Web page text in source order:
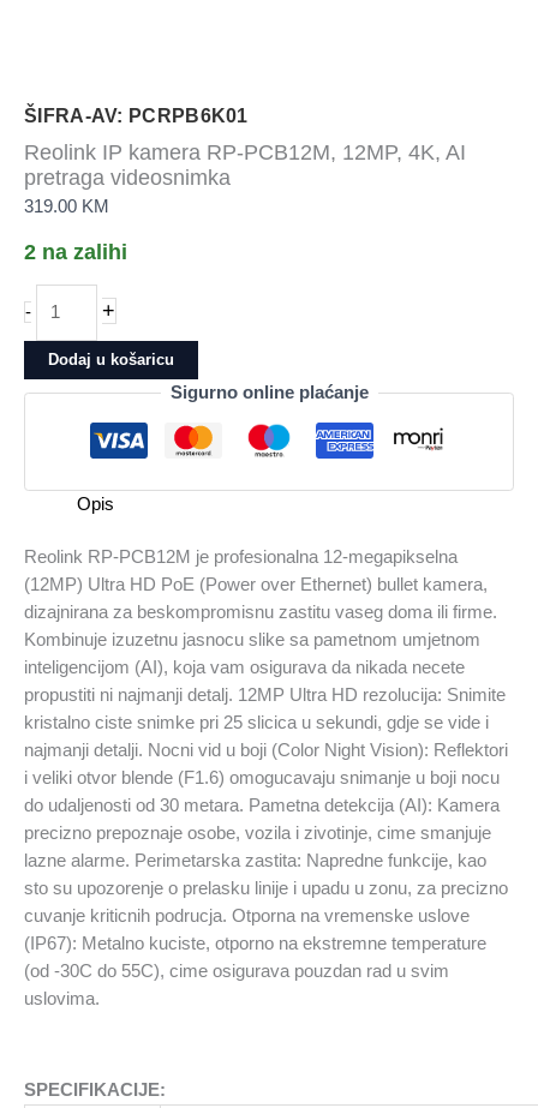
ŠIFRA-AV: PCRPB6K01
Reolink IP kamera RP-PCB12M, 12MP, 4K, AI
pretraga videosnimka
319.00 KM
2 na zalihi
-
kamera
RP-
AI
pretraga
videosnimka
količina
+
Dodaj u košaricu
Sigurno online plaćanje
Opis
Reolink RP-PCB12M je profesionalna 12-megapikselna
(12MP) Ultra HD PoE (Power over Ethernet) bullet kamera,
dizajnirana za beskompromisnu zastitu vaseg doma ili firme.
Kombinuje izuzetnu jasnocu slike sa pametnom umjetnom
inteligencijom (AI), koja vam osigurava da nikada necete
propustiti ni najmanji detalj. 12MP Ultra HD rezolucija: Snimite
kristalno ciste snimke pri 25 slicica u sekundi, gdje se vide i
najmanji detalji. Nocni vid u boji (Color Night Vision): Reflektori
i veliki otvor blende (F1.6) omogucavaju snimanje u boji nocu
do udaljenosti od 30 metara. Pametna detekcija (AI): Kamera
precizno prepoznaje osobe, vozila i zivotinje, cime smanjuje
lazne alarme. Perimetarska zastita: Napredne funkcije, kao
sto su upozorenje o prelasku linije i upadu u zonu, za precizno
cuvanje kriticnih podrucja. Otporna na vremenske uslove
(IP67): Metalno kuciste, otporno na ekstremne temperature
(od -30C do 55C), cime osigurava pouzdan rad u svim
uslovima.
SPECIFIKACIJE: